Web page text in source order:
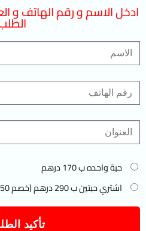
ادخل الاسم و رقم الهاتف و
حبة واحده ب 170 درهم
اشتري حبتين ب 290 درهم (خصم 50 درهم )
تأكيد